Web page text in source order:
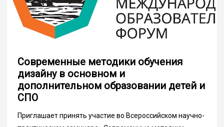
Cовременные методики обучения
дизайну в основном и
дополнительном образовании детей и
СПО
Приглашает принять участие во Всероссийском научно-